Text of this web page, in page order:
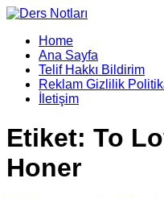
Home
Ana Sayfa
Telif Hakkı Bildirim
Reklam Gizlilik
İletişim
Etiket: To
Honer